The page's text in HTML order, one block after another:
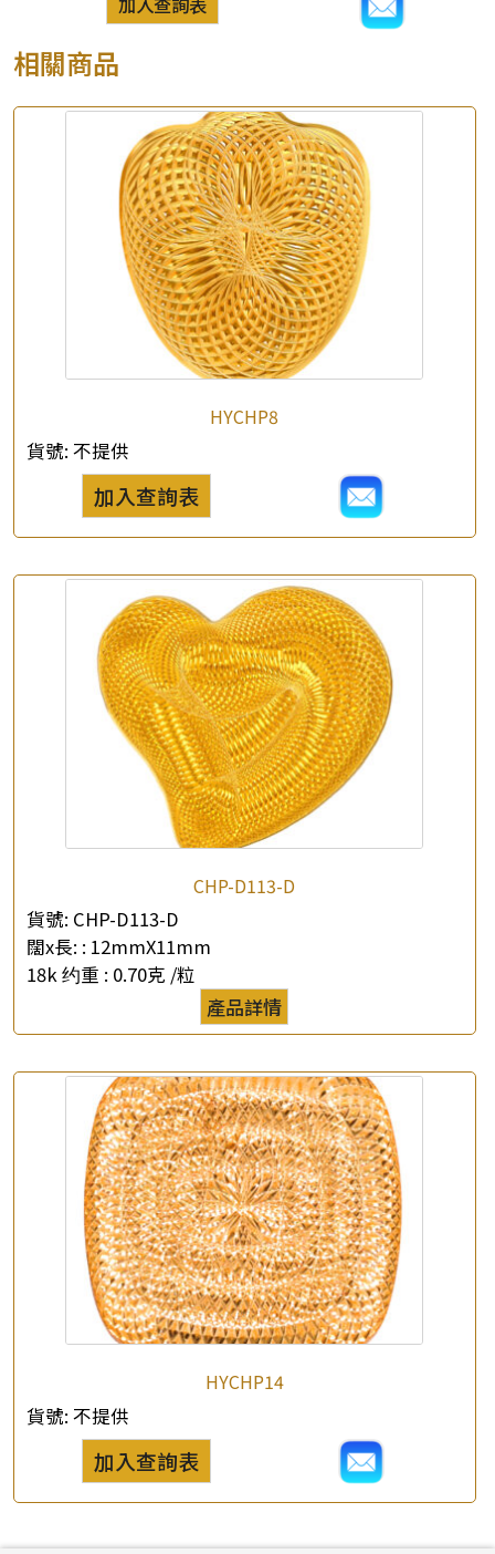
*
公司名稱
*聯絡電話
查詢以下產品
相關商品
HYCHP8
貨號: 不提供
加入查詢表
CHP-D113-D
貨號: CHP-D113-D
闊x長: : 12mmX11mm
18k 约重 : 0.70克 /粒
產品詳情
HYCHP14
貨號: 不提供
加入查詢表